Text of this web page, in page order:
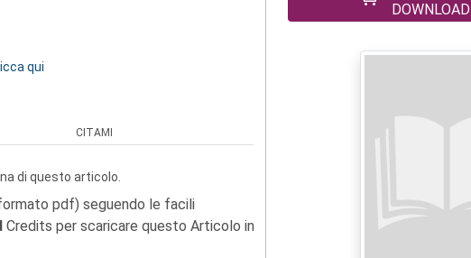
qui
CITAMI
di questo articolo.
pdf) seguendo le facili
Credits per scaricare questo Articolo in